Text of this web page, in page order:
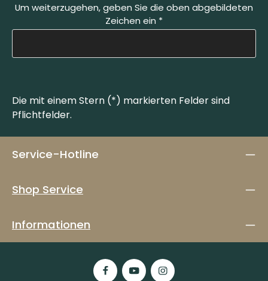
Um weiterzugehen, geben Sie die oben abgebildeten
Zeichen ein *
Die mit einem Stern (*) markierten Felder sind
Pflichtfelder.
Service-Hotline
Shop Service
Informationen